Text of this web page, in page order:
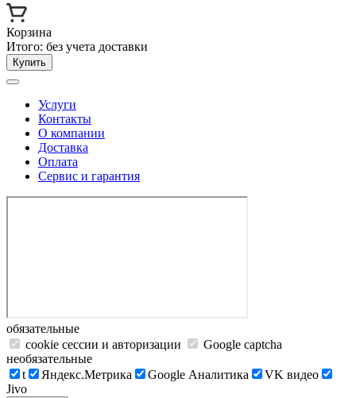
Корзина
Итого: без учета доставки
Купить
Услуги
Контакты
О компании
Доставка
Оплата
Сервис и гарантия
обязательные
cookie сессии и авторизации
Google captcha
необязательные
t
Яндекс.Метрика Google Аналитика
VK видео
Jivo